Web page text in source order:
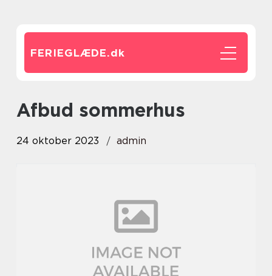
FERIEGLÆDE.dk
afbud sommerhus
24 oktober 2023 admin